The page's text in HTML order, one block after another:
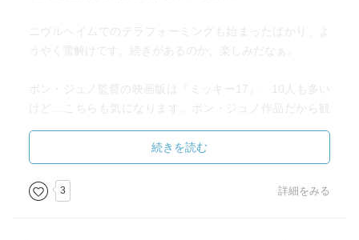
ニヴルヘイムでのテラフォーミングも始まったばかり、よ
うやく雪解けです。続きがあるのか、楽しみだなぁ。
ポン・ジュノ監督の映画版は『ミッキー17』。10人も多い
けど…こちらも気になります。ポン・ジュノ作品だから観
続きを読む
3 詳細をみる